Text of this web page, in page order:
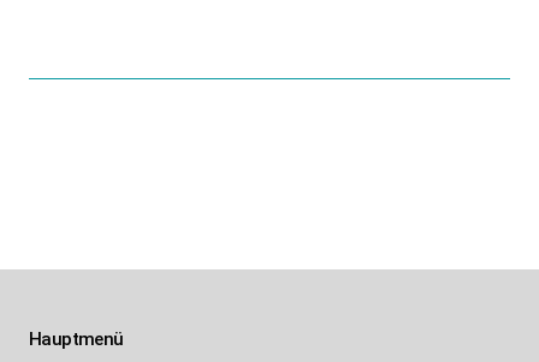
Hauptmenü